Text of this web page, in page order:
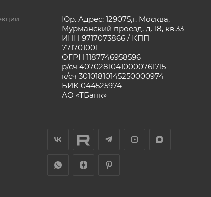
Юр. Адрес: 129075,г. Москва,
Мурманский проезд, д. 18, кв.33
ИНН 9717073866 / КПП
771701001
ОГРН 1187746958596
р/сч 40702810410000761715
к/сч 30101810145250000974
БИК 044525974
АО «ТБанк»